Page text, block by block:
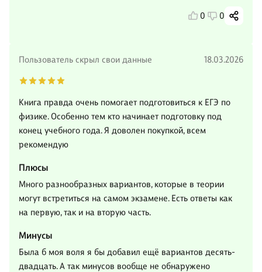
0 0
Пользователь скрыл свои данные 18.03.2026
Книга правда очень помогает подготовиться к ЕГЭ по
физике. Особенно тем кто начинает подготовку под
конец учебного года. Я доволен покупкой, всем
рекомендую
Плюсы
Много разнообразных вариантов, которые в теории
могут встретиться на самом экзамене. Есть ответы как
на первую, так и на вторую часть.
Минусы
Была б моя воля я бы добавил ещё вариантов десять-
двадцать. А так минусов вообще не обнаружено